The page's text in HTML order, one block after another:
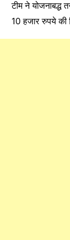
टीम ने
10 हजार रुपये की